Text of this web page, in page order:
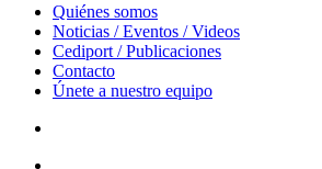
Quiénes somos
Noticias / Eventos / Videos
Cediport / Publicaciones
Contacto
Únete a nuestro equipo